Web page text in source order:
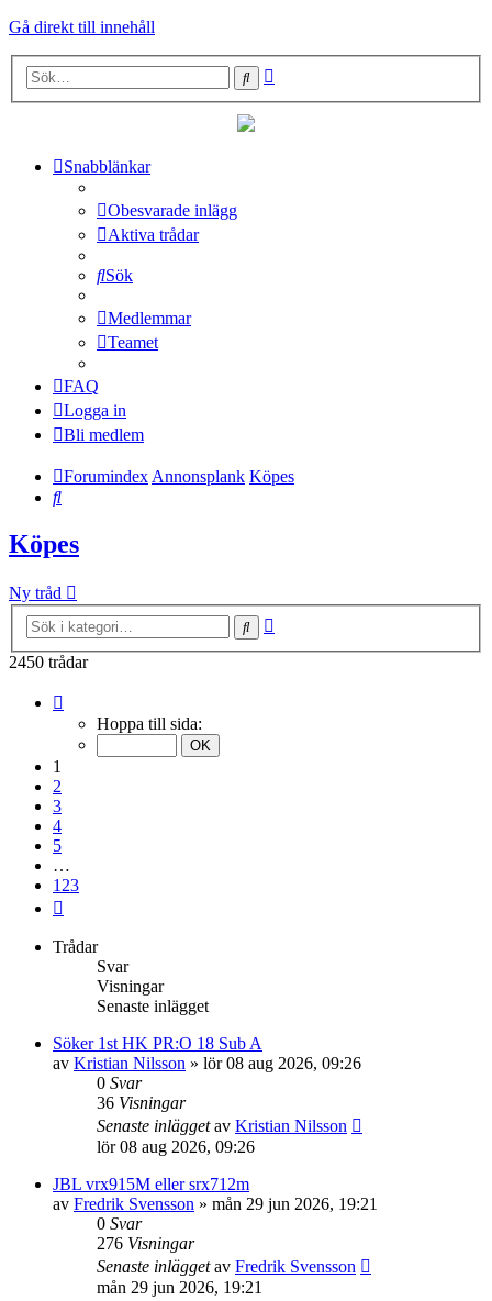
Gå direkt till innehåll
Sök
Snabblänkar
Obesvarade inlägg
Aktiva trådar
Sök
Medlemmar
Teamet
FAQ
Logga in
Bli medlem
Forumindex Annonsplank Köpes
Sök
Köpes
Ny tråd
Sök
2450 trådar
Hoppa till sida:
1
2
3
4
5
…
123
Trådar
Svar
Visningar
Senaste inlägget
Söker 1st HK PR:O 18 Sub A
av Kristian Nilsson » lör 08 aug 2026, 09:26
0 Svar
36 Visningar
Senaste inläggetav Kristian Nilsson
lör 08 aug 2026, 09:26
JBL vrx915M eller srx712m
av Fredrik Svensson » mån 29 jun 2026, 19:21
0 Svar
276 Visningar
Senaste inläggetav Fredrik Svensson
mån 29 jun 2026, 19:21